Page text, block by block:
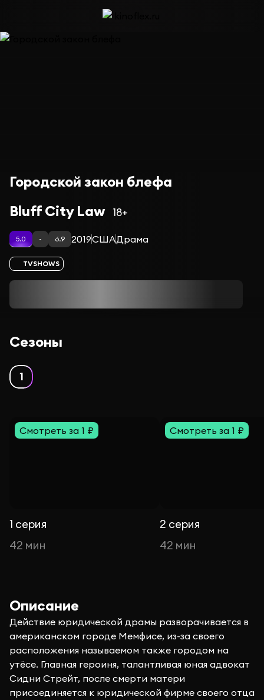
Городской закон блефа
Bluff City Law 18+
5.0 - 6.9 2019СШАДрама
TVSHOWS
Сезоны
1
Смотреть за 1 ₽
1 серия
42 мин
Смотреть за 1 ₽
2 серия
42 мин
Описание
Действие юридической драмы разворачивается в
американском городе Мемфисе, из-за своего
расположения называемом также городом на
утёсе. Главная героиня, талантливая юная адвокат
Сидни Стрейт, после смерти матери
присоединяется к юридической фирме своего отца